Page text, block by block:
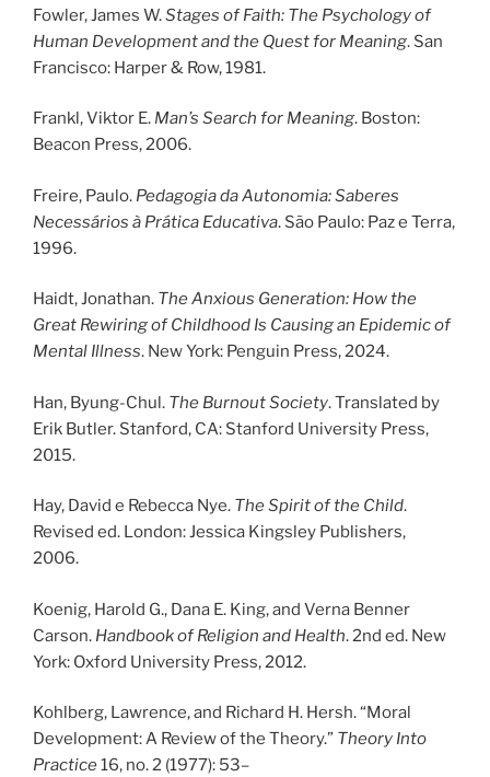
Fowler, James W.Stages of Faith: The Psychology of
Human Development and the Quest for Meaning. San
Francisco: Harper & Row, 1981.
Frankl, Viktor E. Man’s Search for Meaning. Boston:
Beacon Press, 2006.
Freire, Paulo. Pedagogia da Autonomia: Saberes
Necessários à Prática Educativa. São Paulo: Paz e Terra,
1996.
Haidt, Jonathan. The Anxious Generation: How the
Great Rewiring of Childhood Is Causing an Epidemic of
Mental Illness. New York: Penguin Press, 2024.
Han, Byung-Chul. The Burnout Society. Translated by
Erik Butler. Stanford, CA: Stanford University Press,
2015.
Hay, David e Rebecca Nye. The Spirit of the Child.
Revised ed. London: Jessica Kingsley Publishers,
2006.
Koenig, Harold G., Dana E. King, and Verna Benner
Carson. Handbook of Religion and Health. 2nd ed. New
York: Oxford University Press, 2012.
Kohlberg, Lawrence, and Richard H. Hersh. “Moral
Development: A Review of the Theory.” Theory Into
Practice16, no. 2 (1977): 53–